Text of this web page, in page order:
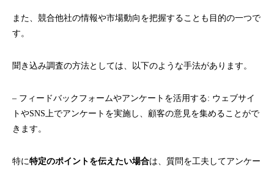
また、競合他社の情報や市場動向を把握することも目的の一つで
す。
聞き込み調査の方法としては、以下のような手法があります。
– フィードバックフォームやアンケートを活用する: ウェブサイ
トやSNS上でアンケートを実施し、顧客の意見を集めることがで
きます。
特に特定のポイントを伝えたい場合は、質問を工夫してアンケー